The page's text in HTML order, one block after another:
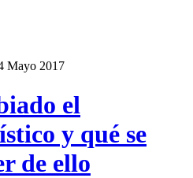
Mayo 2017
el
y qué se
de ello